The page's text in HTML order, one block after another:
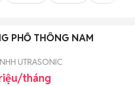
PHỔ THÔNG NAM
UTRASONIC
tháng